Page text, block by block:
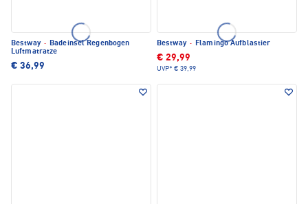
Bestway · Badeinsel Regenbogen
Luftmatratze
€ 36,99
Bestway · Flamingo Aufblastier
€ 29,99
UVP* € 39,99